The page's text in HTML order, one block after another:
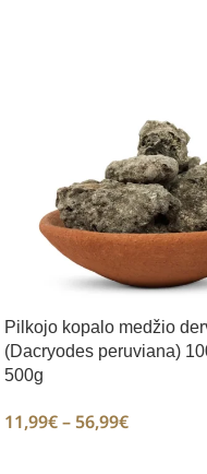
Pilkojo kopalo medžio
(Dacryodes peruviana)
500g
11,99€ – 56,99€